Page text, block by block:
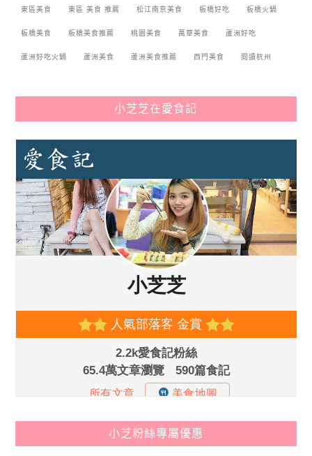
東區美食 東區 美食 推薦 松江南京美食 板橋好吃 板橋火鍋
板橋美食 板橋美食推薦 桃園美食 萬華美食 蘆洲好吃
蘆洲好吃火鍋 蘆洲美食 蘆洲美食推薦 西門美食 閱讀杭州
小芝芝在愛食記
小芝粉絲專屬優惠